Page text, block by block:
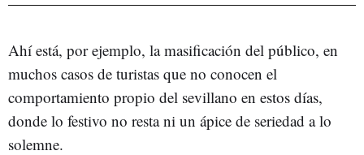
Ahí está, por ejemplo, la masificación del público, en
muchos casos de turistas que no conocen el
comportamiento propio del sevillano en estos días,
donde lo festivo no resta ni un ápice de seriedad a lo
solemne.